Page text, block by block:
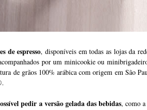
de espresso, disponíveis em todas as lojas da
por um minicookie ou
de grãos 100% arábica com origem em São
pedir a versão gelada das bebidas, como